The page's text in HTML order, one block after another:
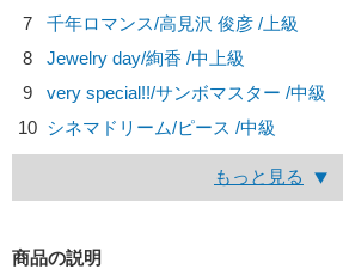
7
千年ロマンス/高見沢 俊彦 /上級
8
Jewelry day/絢香 /中上級
9
very special!!/サンボマスター /中級
10 シネマドリーム/ピース /中級
もっと見る
商品の説明